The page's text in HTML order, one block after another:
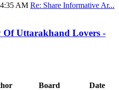
AM Re: Share Informative Ar...
Uttarakhand Lovers -
Board Date